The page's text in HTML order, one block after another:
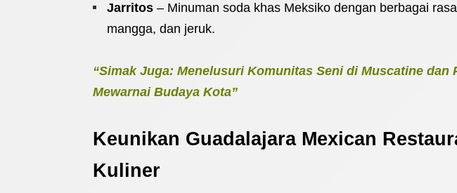
Jarritos – Minuman soda khas Meksiko dengan berbagai
mangga, dan jeruk.
“Simak Juga: Menelusuri Komunitas Seni di Muscatine dan
Mewarnai Budaya Kota”
Keunikan Guadalajara Mexican
Kuliner